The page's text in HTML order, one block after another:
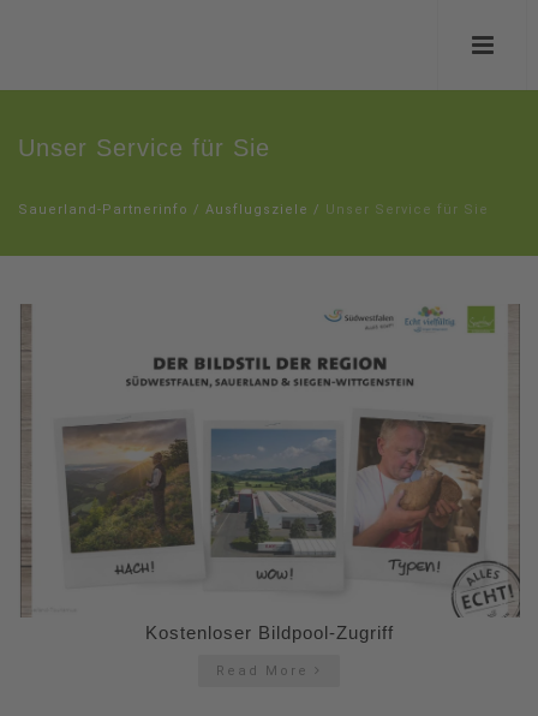
Unser Service für Sie
Sauerland-Partnerinfo / Ausflugsziele / Unser Service für Sie
Kostenloser Bildpool-Zugriff
Read More